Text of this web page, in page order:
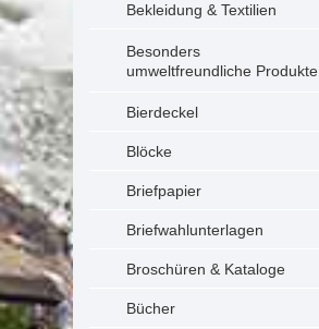
Bekleidung & Textilien
Besonders
umweltfreundliche Produkte
Bierdeckel
Blöcke
Briefpapier
Briefwahlunterlagen
Broschüren & Kataloge
Bücher